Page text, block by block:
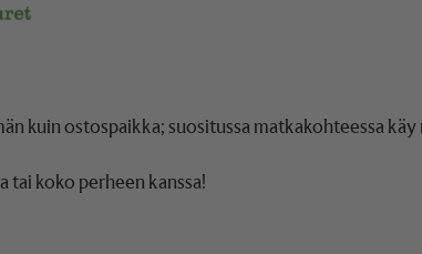
kuin ostospaikka; suositussa matkakohteessa
tai koko perheen kanssa!